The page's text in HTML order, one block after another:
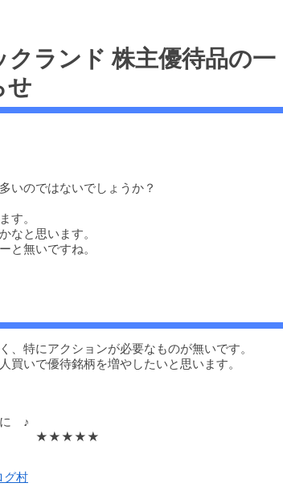
ランド 株主優待品の一
せ
いのではないでしょうか？
す。
なと思います。
と無いですね。
特にアクションが必要なものが無いです。
買いで優待銘柄を増やしたいと思います。
♪
村